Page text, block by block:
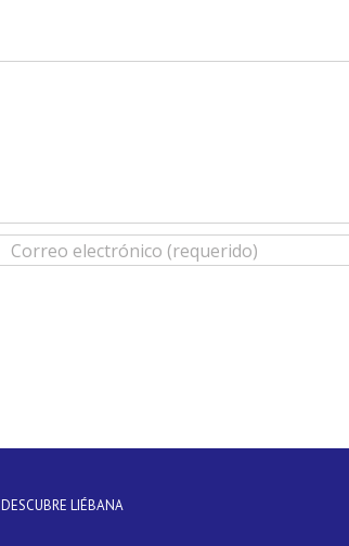
DESCUBRE LIÉBANA